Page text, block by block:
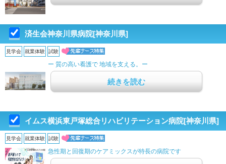
済生会神奈川県病院[神奈川県]
見学会 就業体験 試験
ー 質の高い看護で 地域を支える。ー
続きを読む
イムス横浜東戸塚総合リハビリテーション病院[神奈川県]
見学会 就業体験 試験
急性期と回復期のケアミックスが特長の病院です